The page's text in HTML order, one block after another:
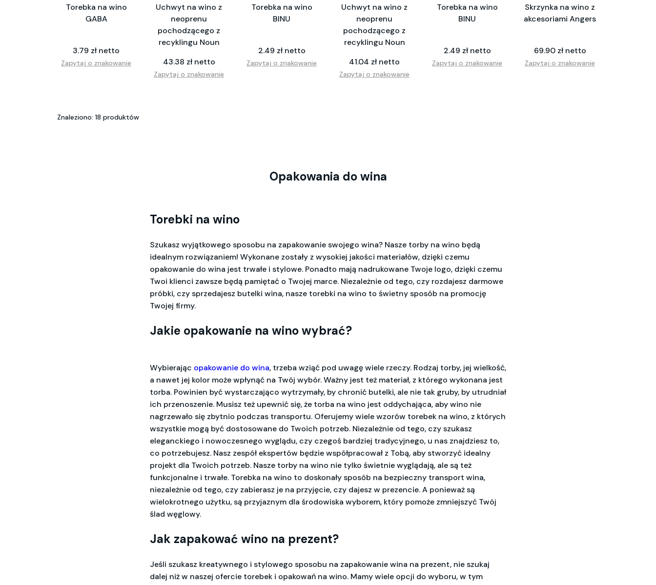
Torebka na wino
GABA
3.79 zł netto
Zapytaj o znakowanie
Uchwyt na wino z
neoprenu
pochodzącego z
recyklingu Noun
43.38 zł netto
Zapytaj o znakowanie
Torebka na wino
BINU
2.49 zł netto
Zapytaj o znakowanie
Uchwyt na wino z
neoprenu
pochodzącego z
recyklingu Noun
41.04 zł netto
Zapytaj o znakowanie
Torebka na wino
BINU
2.49 zł netto
Zapytaj o znakowanie
Skrzynka na wino z
akcesoriami Angers
69.90 zł netto
Zapytaj o znakowanie
Znaleziono: 18 produktów
Opakowania do wina
Torebki na wino
Szukasz wyjątkowego sposobu na zapakowanie swojego wina? Nasze torby na wino będą
idealnym rozwiązaniem! Wykonane zostały z wysokiej jakości materiałów, dzięki czemu
opakowanie do wina jest trwałe i stylowe. Ponadto mają nadrukowane Twoje logo, dzięki czemu
Twoi klienci zawsze będą pamiętać o Twojej marce. Niezależnie od tego, czy rozdajesz darmowe
próbki, czy sprzedajesz butelki wina, nasze torebki na wino to świetny sposób na promocję
Twojej firmy.
Jakie opakowanie na wino wybrać?
Wybierając opakowanie do wina, trzeba wziąć pod uwagę wiele rzeczy. Rodzaj torby, jej wielkość,
a nawet jej kolor może wpłynąć na Twój wybór. Ważny jest też materiał, z którego wykonana jest
torba. Powinien być wystarczająco wytrzymały, by chronić butelki, ale nie tak gruby, by utrudniał
ich przenoszenie. Musisz też upewnić się, że torba na wino jest oddychająca, aby wino nie
nagrzewało się zbytnio podczas transportu. Oferujemy wiele wzorów torebek na wino, z których
wszystkie mogą być dostosowane do Twoich potrzeb. Niezależnie od tego, czy szukasz
eleganckiego i nowoczesnego wyglądu, czy czegoś bardziej tradycyjnego, u nas znajdziesz to,
co potrzebujesz. Nasz zespół ekspertów będzie współpracował z Tobą, aby stworzyć idealny
projekt dla Twoich potrzeb. Nasze torby na wino nie tylko świetnie wyglądają, ale są też
funkcjonalne i trwałe. Torebka na wino to doskonały sposób na bezpieczny transport wina,
niezależnie od tego, czy zabierasz je na przyjęcie, czy dajesz w prezencie. A ponieważ są
wielokrotnego użytku, są przyjaznym dla środowiska wyborem, który pomoże zmniejszyć Twój
ślad węglowy.
Jak zapakować wino na prezent?
Jeśli szukasz kreatywnego i stylowego sposobu na zapakowanie wina na prezent, nie szukaj
dalej niż w naszej ofercie torebek i opakowań na wino. Mamy wiele opcji do wyboru, w tym